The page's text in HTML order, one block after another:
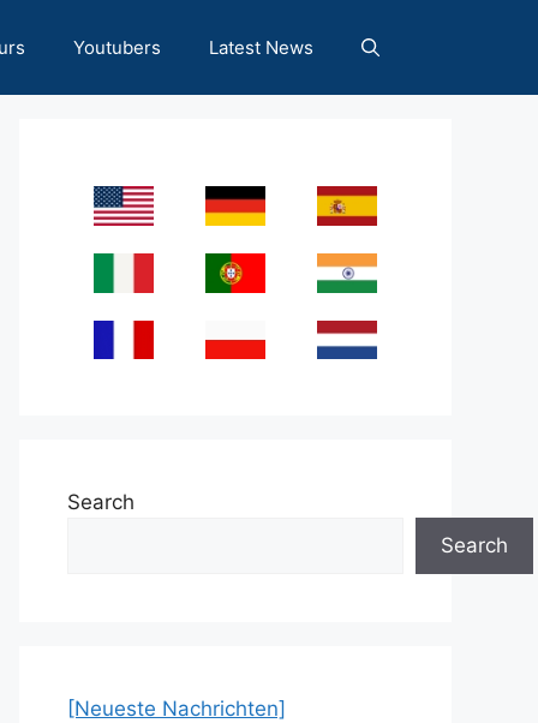
Youtubers Latest News
Search
Search
[Neueste Nachrichten]